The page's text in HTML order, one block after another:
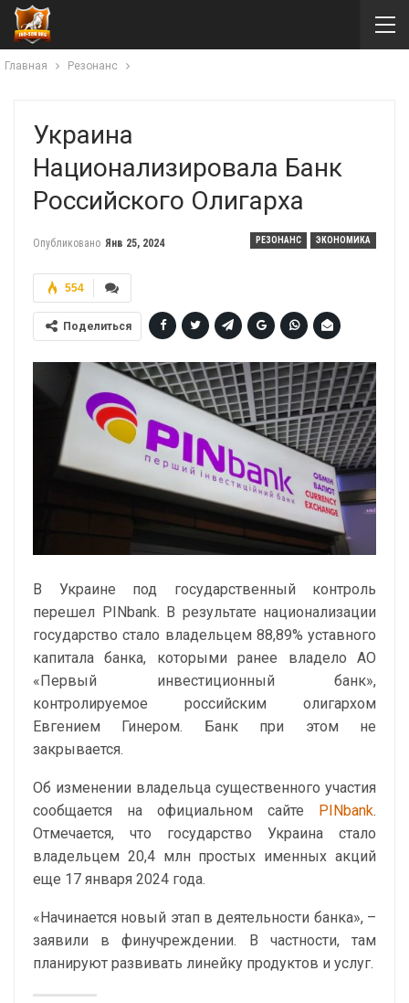
Главная Резонанс
Украина
Национализировала Банк
Российского Олигарха
РЕЗОНАНС ЭКОНОМИКА
Опубликовано Янв 25, 2024
554
Поделиться
В Украине под государственный контроль
перешел PINbank. В результате национализации
государство стало владельцем 88,89% уставного
капитала банка, которыми ранее владело АО
«Первый инвестиционный банк»,
контролируемое российским олигархом
Евгением Гинером. Банк при этом не
закрывается.
Об изменении владельца существенного участия
сообщается на официальном сайте
PINbank.
Отмечается, что государство Украина стало
владельцем 20,4 млн простых именных акций
еще 17 января 2024 года.
«Начинается новый этап в деятельности банка», –
заявили в финучреждении. В частности, там
планируют развивать линейку продуктов и услуг.